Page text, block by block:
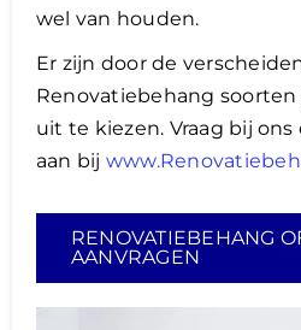
wel van houden.
Er zijn door de
Renovatiebehang
uit te kiezen. Vraag bij
aan bij
RENOVATIEBEHANG
AANVRAGEN